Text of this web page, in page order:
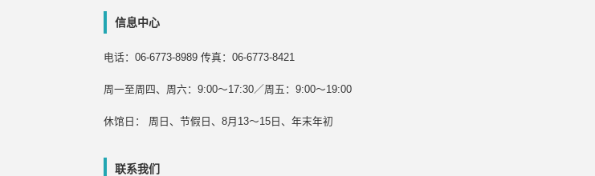
信息中心
电话：06-6773-8989 传真：06-6773-8421
周一至周四、周六：9:00～17:30／周五：9:00～19:00
休馆日： 周日、节假日、8月13～15日、年末年初
联系我们